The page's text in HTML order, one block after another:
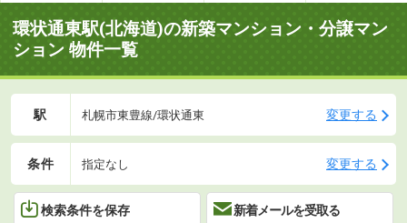
環状通東駅(北海道)の新築マンション・分譲マン
ション 物件一覧
駅 札幌市東豊線/環状通東 変更する
条件 指定なし 変更する
検索条件を保存 新着メールを受取る